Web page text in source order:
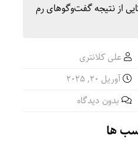
از نتیجه گفت‌وگوهای رم
علی کلانتری
آوریل 20, 2025
بدون دیدگاه
ها